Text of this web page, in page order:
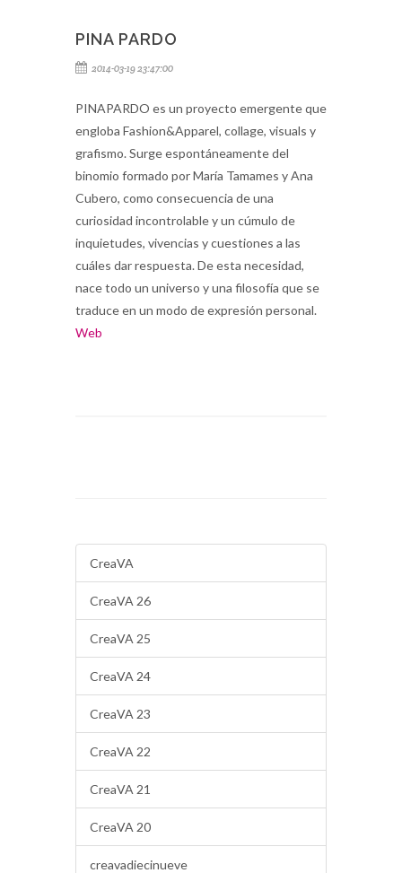
PINA PARDO
2014-03-19 23:47:00
PINAPARDO es un proyecto emergente que
engloba Fashion&Apparel, collage, visuals y
grafismo. Surge espontáneamente del
binomio formado por María Tamames y Ana
Cubero, como consecuencia de una
curiosidad incontrolable y un cúmulo de
inquietudes, vivencias y cuestiones a las
cuáles dar respuesta. De esta necesidad,
nace todo un universo y una filosofía que se
traduce en un modo de expresión personal.
Web
CreaVA
CreaVA 26
CreaVA 25
CreaVA 24
CreaVA 23
CreaVA 22
CreaVA 21
CreaVA 20
creavadiecinueve